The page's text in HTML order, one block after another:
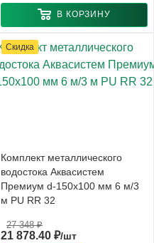
В КОРЗИНУ
Скидка
Комплект металлического
водостока Аквасистем
Премиум d-150x100 мм 6 м/3
м PU RR 32
21 878.40 ₽/шт
27 348₽